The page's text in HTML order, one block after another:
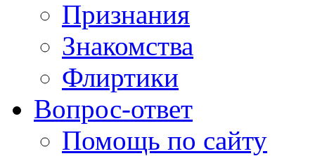
Признания
Знакомства
Флиртики
Вопрос-ответ
Помощь по сайту